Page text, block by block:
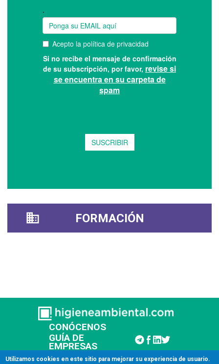
FORMACIÓN
CONÓCENOS
GUÍA DE
EMPRESAS
CONTACTAR
Utilizamos cookies en este sitio para mejorar su experiencia de usuario.